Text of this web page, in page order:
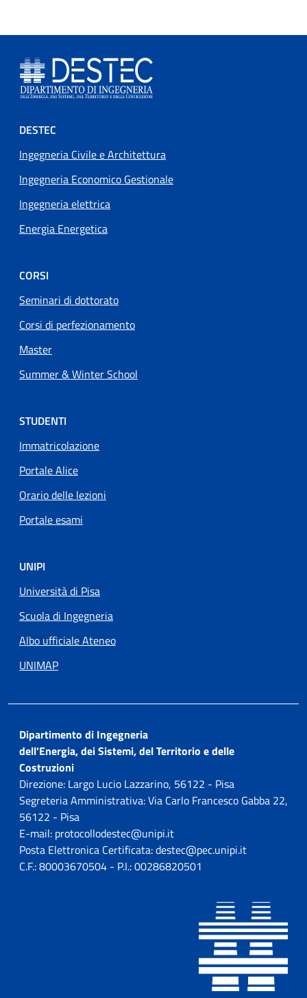
Footer menu
DESTEC
Ingegneria Civile e Architettura
Ingegneria Economico Gestionale
Ingegneria elettrica
Energia Energetica
CORSI
Seminari di dottorato
Corsi di perfezionamento
Master
Summer & Winter School
STUDENTI
Immatricolazione
Portale Alice
Orario delle lezioni
Portale esami
UNIPI
Università di Pisa
Scuola di Ingegneria
Albo ufficiale Ateneo
UNIMAP
Dipartimento di Ingegneria
dell'Energia, dei Sistemi, del Territorio e delle
Costruzioni
Direzione: Largo Lucio Lazzarino, 56122 - Pisa
Segreteria Amministrativa: Via Carlo Francesco Gabba 22,
56122 - Pisa
E-mail: protocollodestec@unipi.it
Posta Elettronica Certificata: destec@pec.unipi.it
C.F.: 80003670504 - P.I.: 00286820501